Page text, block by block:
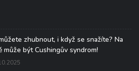
zhubnout, i když se snažíte? Na
může být Cushingův syndrom!